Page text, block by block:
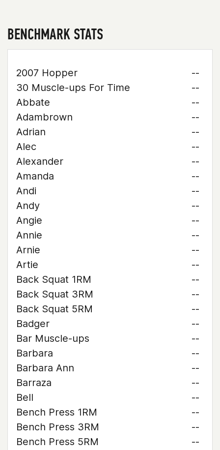
BENCHMARK STATS
2007 Hopper
--
30 Muscle-ups For Time
--
Abbate
--
Adambrown
--
Adrian
--
Alec
--
Alexander
--
Amanda
--
Andi
--
Andy
--
Angie
--
Annie
--
Arnie
--
Artie
--
Back Squat 1RM
--
Back Squat 3RM
--
Back Squat 5RM
--
Badger
--
Bar Muscle-ups
--
Barbara
--
Barbara Ann
--
Barraza
--
Bell
--
Bench Press 1RM
--
Bench Press 3RM
--
Bench Press 5RM
--